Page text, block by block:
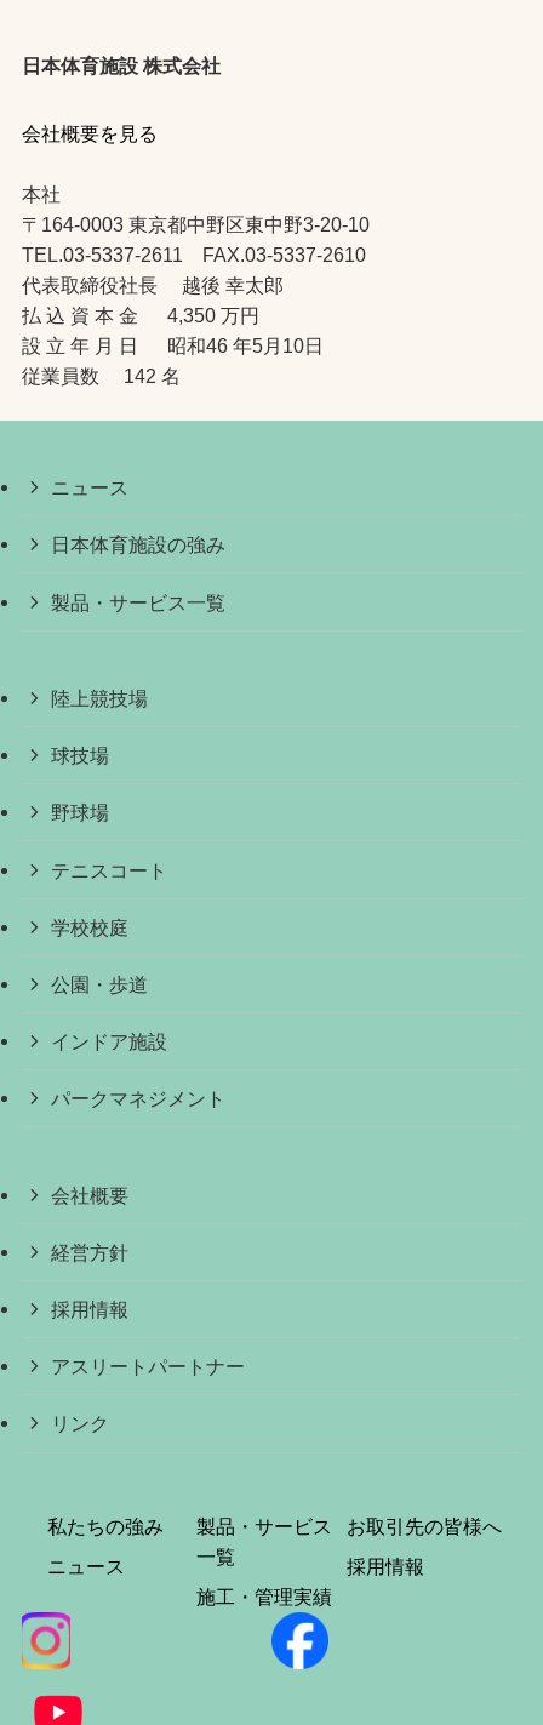
日本体育施設 株式会社
会社概要を見る
本社
〒164-0003 東京都中野区東中野3-20-10
TEL.03-5337-2611 FAX.03-5337-2610
代表取締役社長 越後 幸太郎
払 込 資 本 金 4,350 万円
設 立 年 月 日 昭和46 年5月10日
従業員数 142 名
ニュース
日本体育施設の強み
製品・サービス一覧
陸上競技場
球技場
野球場
テニスコート
学校校庭
公園・歩道
インドア施設
パークマネジメント
会社概要
経営方針
採用情報
アスリートパートナー
リンク
私たちの強み
ニュース
製品・サービス
一覧
施工・管理実績
お取引先の皆様へ
採用情報